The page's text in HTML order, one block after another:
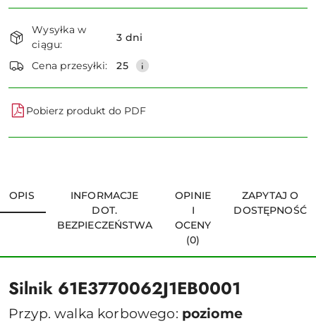
i
dostawa
Wysyłka w
ciągu:
3 dni
Cena przesyłki: 25
Pobierz produkt do PDF
OPIS
INFORMACJE
DOT.
BEZPIECZEŃSTWA
OPINIE
I
OCENY
(0)
ZAPYTAJ O
DOSTĘPNOŚĆ
Silnik 61E3770062J1EB0001
Przyp. walka korbowego: poziome